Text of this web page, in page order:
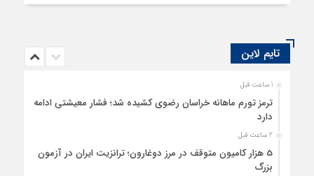
تایم لاین
1 ساعت قبل
ترمز تورم ماهانه خراسان رضوی کشیده شد؛ فشار معیشتی ادامه
دارد
2 ساعت قبل
5 هزار کامیون متوقف در مرز دوغارون؛ ترانزیت ایران در آزمون
بزرگ